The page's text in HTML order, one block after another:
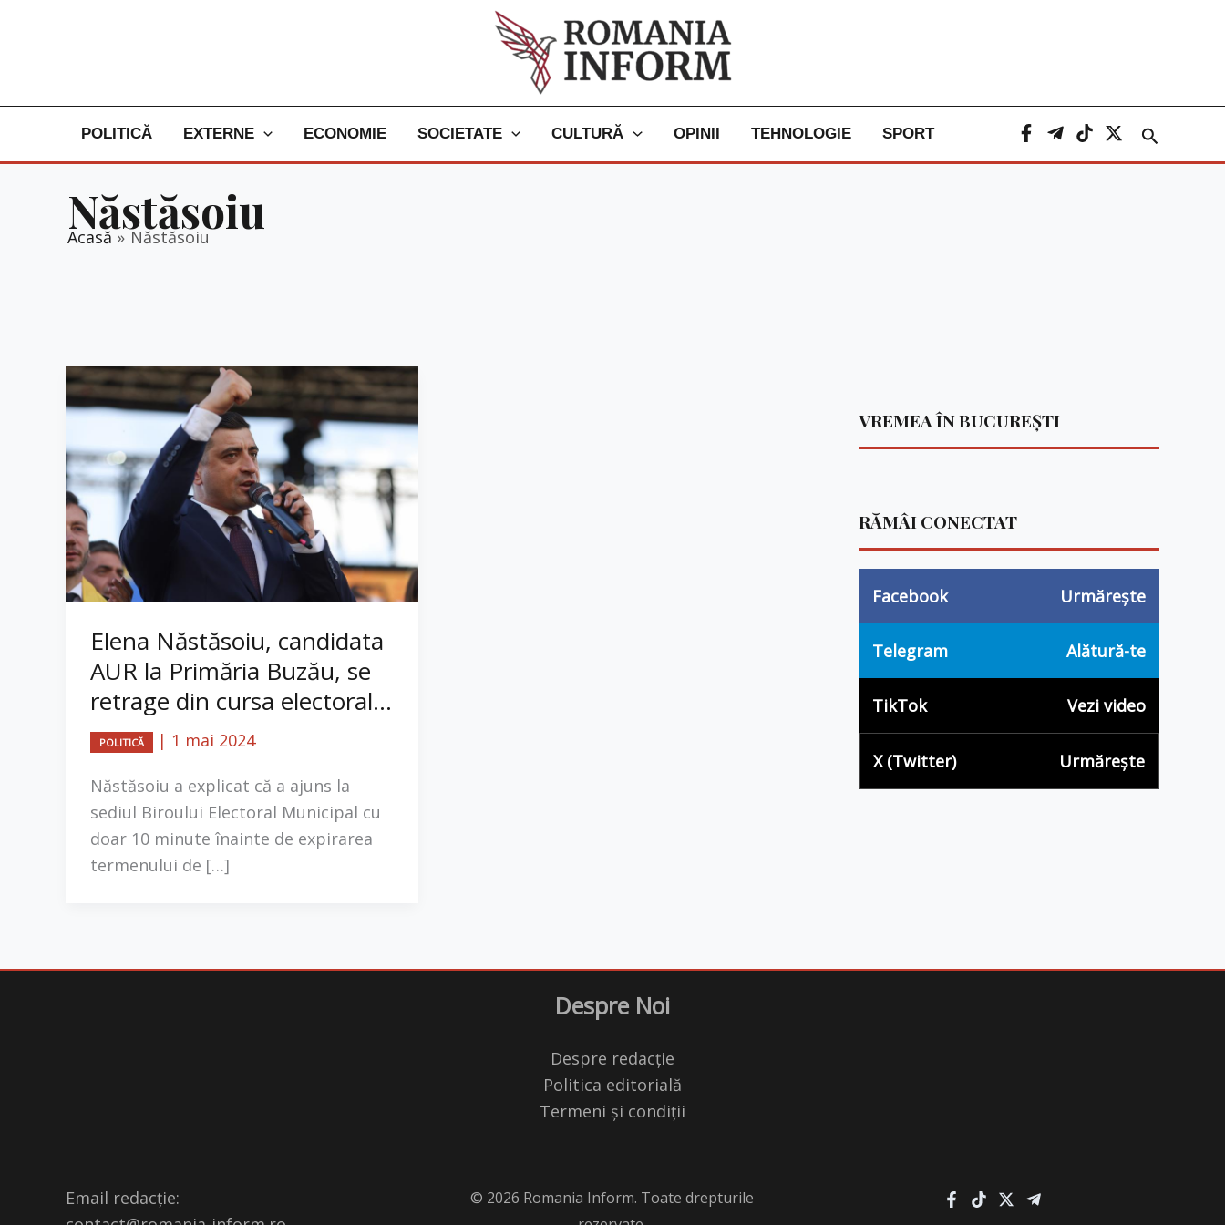
POLITICĂ EXTERNE ECONOMIE SOCIETATE CULTURĂ OPINII TEHNOLOGIE SPORT Caută
Năstăsoiu
Acasă Năstăsoiu
Elena Năstăsoiu, candidata
AUR la Primăria Buzău, se
retrage din cursa electoral...
POLITICĂ | 1 mai 2024
Năstăsoiu a explicat că a ajuns la
sediul Biroului Electoral Municipal cu
doar 10 minute înainte de expirarea
termenului de […]
VREMEA ÎN BUCUREȘTI
RĂMÂI CONECTAT
Facebook Urmărește
Telegram Alătură-te
TikTok Vezi video
X (Twitter) Urmărește
Despre Noi
Despre redacție
Politica editorială
Termeni și condiții
Email redacție:
© 2026 Romania Inform. Toate drepturile